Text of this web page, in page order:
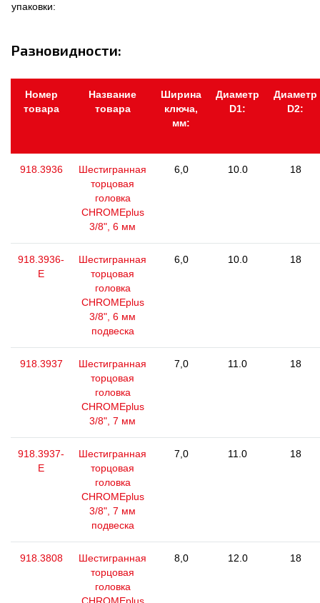
упаковки:
Разновидности:
Номер
товара
Название
товара
Ширина
ключа,
мм:
Диаметр
D1:
Диаметр
D2:
918.3936
Шестигранная
торцовая
головка
CHROMEplus
3/8", 6 мм
6,0 10.0 18
918.3936-
E
Шестигранная
торцовая
головка
CHROMEplus
3/8", 6 мм
подвеска
6,0 10.0 18
918.3937
Шестигранная
торцовая
головка
CHROMEplus
3/8", 7 мм
7,0 11.0 18
918.3937-
E
Шестигранная
торцовая
головка
CHROMEplus
3/8", 7 мм
подвеска
7,0 11.0 18
918.3808
Шестигранная
торцовая
головка
8,0 12.0 18